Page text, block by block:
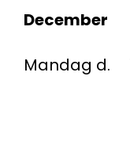
December
Mandag d.